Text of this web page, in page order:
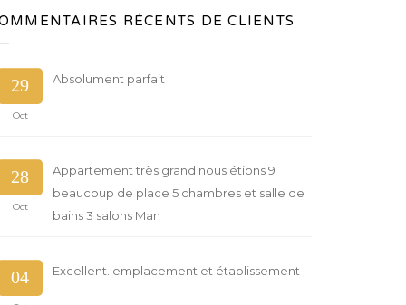
RÉCENTS DE CLIENTS
29
Oct
Absolument parfait
28
Oct
Appartement très grand nous étions 9
beaucoup de place 5 chambres et salle de
bains 3 salons Man
04 Excellent. emplacement et établissement